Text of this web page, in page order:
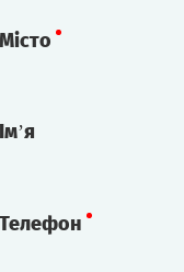
Місто
Ім’я
Телефон